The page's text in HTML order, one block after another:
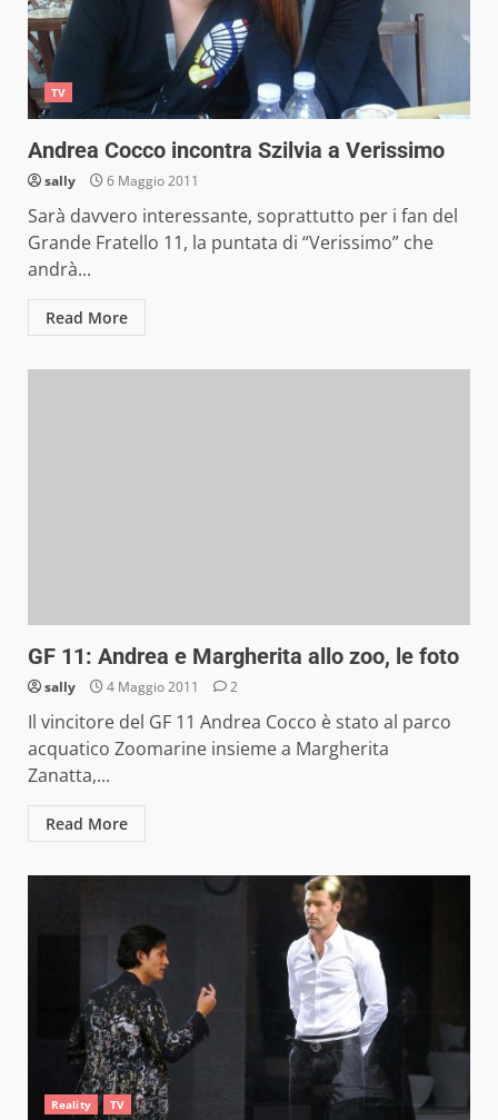
TV
Andrea Cocco incontra Szilvia a Verissimo
sally 6 Maggio 2011
Sarà davvero interessante, soprattutto per i fan del
Grande Fratello 11, la puntata di “Verissimo” che
andrà...
Read More
GF 11: Andrea e Margherita allo zoo, le foto
sally 4 Maggio 2011 2
Il vincitore del GF 11 Andrea Cocco è stato al parco
acquatico Zoomarine insieme a Margherita
Zanatta,...
Read More
Reality TV